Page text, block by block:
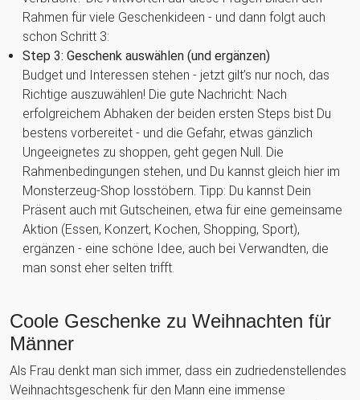
Rahmen für viele Geschenkideen - und dann folgt auch
schon Schritt 3:
Step 3: Geschenk auswählen (und ergänzen)
Budget und Interessen stehen - jetzt gilt’s nur noch, das
Richtige auszuwählen! Die gute Nachricht: Nach
erfolgreichem Abhaken der beiden ersten Steps bist Du
bestens vorbereitet - und die Gefahr, etwas gänzlich
Ungeeignetes zu shoppen, geht gegen Null. Die
Rahmenbedingungen stehen, und Du kannst gleich hier im
Monsterzeug-Shop losstöbern. Tipp: Du kannst Dein
Präsent auch mit Gutscheinen, etwa für eine gemeinsame
Aktion (Essen, Konzert, Kochen, Shopping, Sport),
ergänzen - eine schöne Idee, auch bei Verwandten, die
man sonst eher selten trifft.
Coole Geschenke zu Weihnachten für
Männer
Als Frau denkt man sich immer, dass ein zudriedenstellendes
Weihnachtsgeschenk für den Mann eine immense